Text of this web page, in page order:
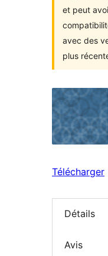
et peut
avec des
plus
Télécharger
Détails
Avis